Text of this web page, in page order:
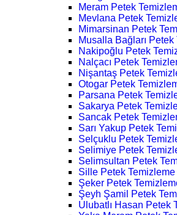
Meram Petek
Mevlana Petek
Mimarsinan Petek
Musalla Bağları
Nakipoğlu Petek
Nalçacı Petek
Nişantaş Petek
Otogar Petek
Parsana Petek
Sakarya Petek
Sancak Petek
Sarı Yakup Petek
Selçuklu Petek
Selimiye Petek
Selimsultan Petek
Sille Petek Temizleme
Şeker Petek
Şeyh Şamil Petek
Ulubatlı Hasan Petek